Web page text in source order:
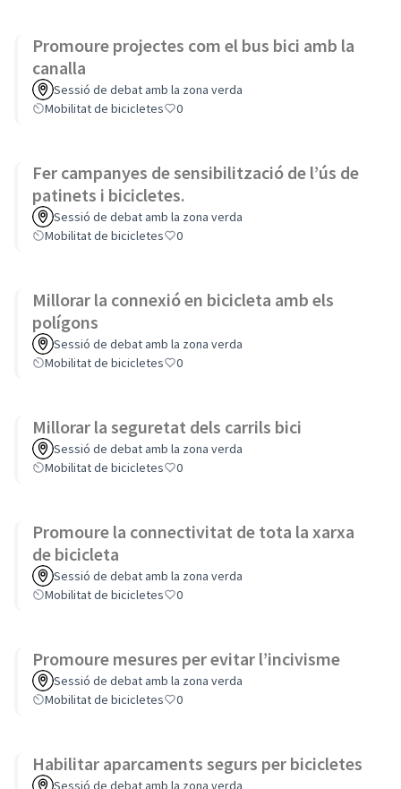
Promoure projectes com el bus bici amb la
canalla
Sessió de debat amb la zona verda
Mobilitat de bicicletes
0
Fer campanyes de sensibilització de l’ús de
patinets i bicicletes.
Sessió de debat amb la zona verda
Mobilitat de bicicletes
0
Millorar la connexió en bicicleta amb els
polígons
Sessió de debat amb la zona verda
Mobilitat de bicicletes
0
Millorar la seguretat dels carrils bici
Sessió de debat amb la zona verda
Mobilitat de bicicletes
0
Promoure la connectivitat de tota la xarxa
de bicicleta
Sessió de debat amb la zona verda
Mobilitat de bicicletes
0
Promoure mesures per evitar l’incivisme
Sessió de debat amb la zona verda
Mobilitat de bicicletes
0
Habilitar aparcaments segurs per bicicletes
Sessió de debat amb la zona verda